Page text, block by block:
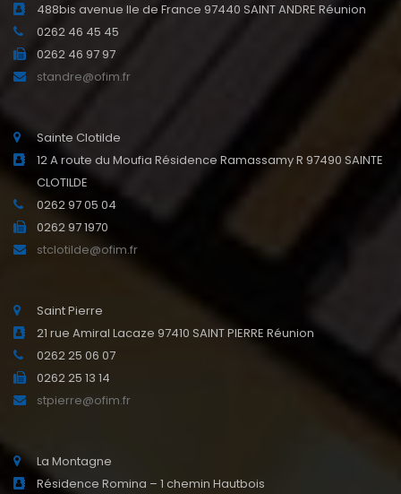
488bis avenue Ile de France 97440 SAINT ANDRE Réunion
0262 46 45 45
0262 46 97 97
standre@ofim.fr
Sainte Clotilde
12 A route du Moufia Résidence Ramassamy R 97490 SAINTE
CLOTILDE
0262 97 05 04
0262 97 1970
stclotilde@ofim.fr
Saint Pierre
21 rue Amiral Lacaze 97410 SAINT PIERRE Réunion
0262 25 06 07
0262 25 13 14
stpierre@ofim.fr
La Montagne
Résidence Romina – 1 chemin Hautbois